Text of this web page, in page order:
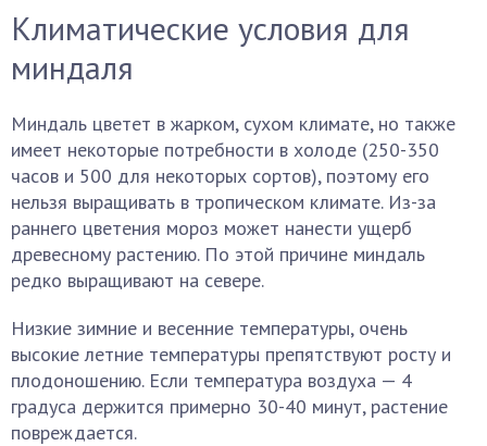
Климатические условия для
миндаля
Миндаль цветет в жарком, сухом климате, но также
имеет некоторые потребности в холоде (250-350
часов и 500 для некоторых сортов), поэтому его
нельзя выращивать в тропическом климате. Из-за
раннего цветения мороз может нанести ущерб
древесному растению. По этой причине миндаль
редко выращивают на севере.
Низкие зимние и весенние температуры, очень
высокие летние температуры препятствуют росту и
плодоношению. Если температура воздуха — 4
градуса держится примерно 30-40 минут, растение
повреждается.